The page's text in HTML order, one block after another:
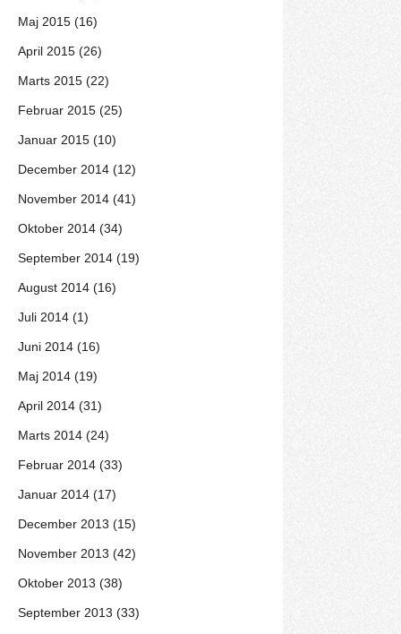
Maj 2015 (16)
April 2015 (26)
Marts 2015 (22)
Februar 2015 (25)
Januar 2015 (10)
December 2014 (12)
November 2014 (41)
Oktober 2014 (34)
September 2014 (19)
August 2014 (16)
Juli 2014 (1)
Juni 2014 (16)
Maj 2014 (19)
April 2014 (31)
Marts 2014 (24)
Februar 2014 (33)
Januar 2014 (17)
December 2013 (15)
November 2013 (42)
Oktober 2013 (38)
September 2013 (33)